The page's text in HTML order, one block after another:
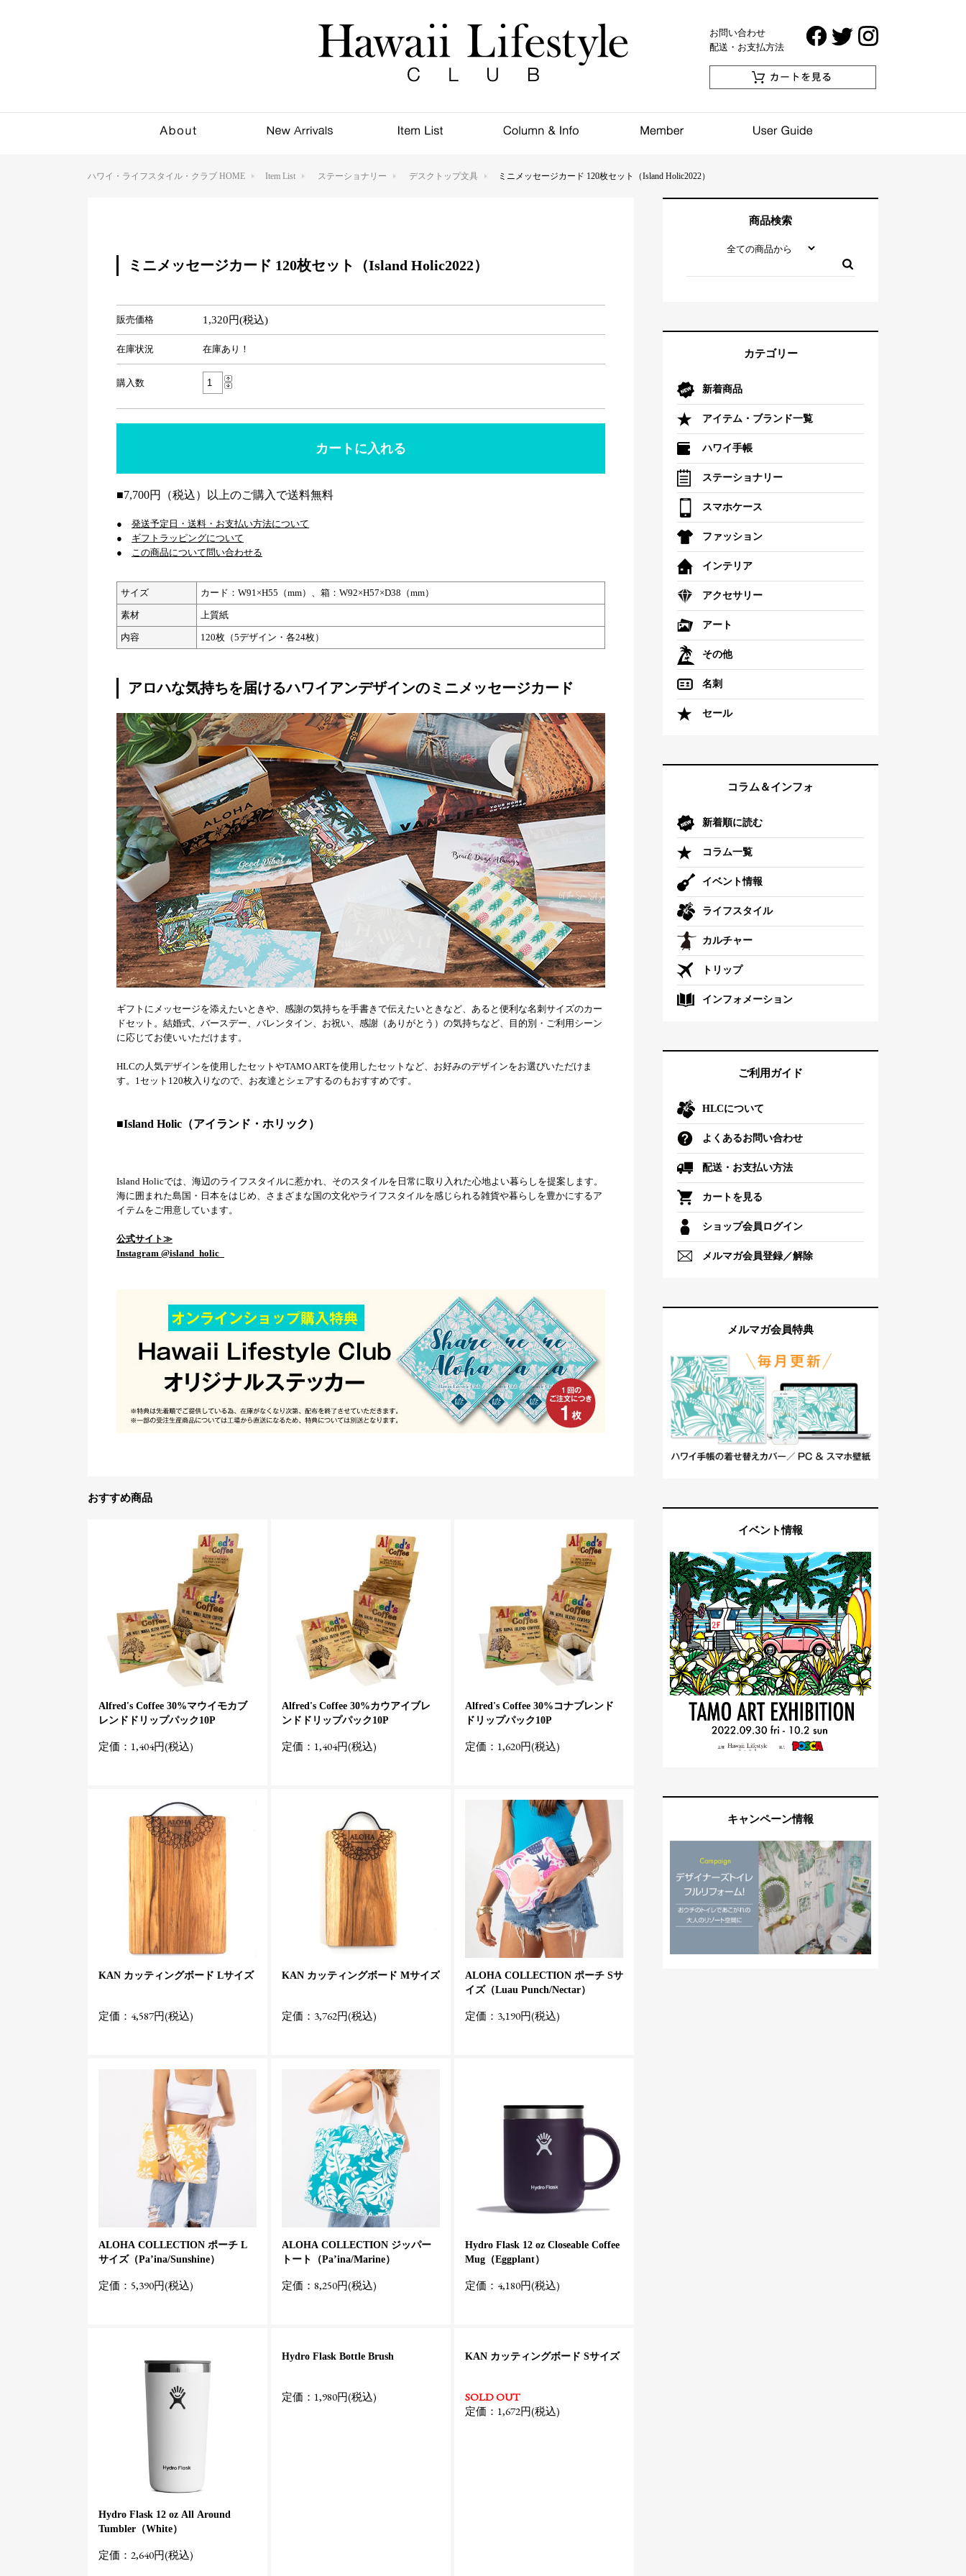
お問い合わせ
配送・お支払方法
ハワイ・ライフスタイル・クラブ HOME Item List ステーショナリー デスクトップ文具 ミニメッセージカード 120枚セット（Island Holic2022）
ミニメッセージカード 120枚セット（Island Holic2022）
販売価格 1,320円(税込)
在庫状況 在庫あり！
購入数
■7,700円（税込）以上のご購入で送料無料
● 発送予定日・送料・お支払い方法について
● ギフトラッピングについて
● この商品について問い合わせる
サイズ カード：W91×H55（mm）、箱：W92×H57×D38（mm）
素材 上質紙
内容 120枚（5デザイン・各24枚）
アロハな気持ちを届けるハワイアンデザインのミニメッセージカード
ギフトにメッセージを添えたいときや、感謝の気持ちを手書きで伝えたいときなど、あると便利な名刺サイズのカー
ドセット。結婚式、バースデー、バレンタイン、お祝い、感謝（ありがとう）の気持ちなど、目的別・ご利用シーン
に応じてお使いいただけます。
HLCの人気デザインを使用したセットやTAMO ARTを使用したセットなど、お好みのデザインをお選びいただけま
す。1セット120枚入りなので、お友達とシェアするのもおすすめです。
■Island Holic（アイランド・ホリック）
Island Holicでは、海辺のライフスタイルに惹かれ、そのスタイルを日常に取り入れた心地よい暮らしを提案します。
海に囲まれた島国・日本をはじめ、さまざまな国の文化やライフスタイルを感じられる雑貨や暮らしを豊かにするア
イテムをご用意しています。
公式サイト≫
Instagram @island_holic_
おすすめ商品
Alfred's Coffee 30%マウイモカブ
レンドドリップパック10P
定価：1,404円(税込)
Alfred's Coffee 30%カウアイブレ
ンドドリップパック10P
定価：1,404円(税込)
Alfred's Coffee 30%コナブレンド
ドリップパック10P
定価：1,620円(税込)
KAN カッティングボード Lサイズ
定価：4,587円(税込)
KAN カッティングボード Mサイズ
定価：3,762円(税込)
ALOHA COLLECTION ポーチ Sサ
イズ（Luau Punch/Nectar）
定価：3,190円(税込)
ALOHA COLLECTION ポーチ L
サイズ（Pa’ina/Sunshine）
定価：5,390円(税込)
ALOHA COLLECTION ジッパー
トート（Pa’ina/Marine）
定価：8,250円(税込)
Hydro Flask 12 oz Closeable Coffee
Mug（Eggplant）
定価：4,180円(税込)
Hydro Flask 12 oz All Around
Tumbler（White）
定価：2,640円(税込)
Hydro Flask Bottle Brush
定価：1,980円(税込)
KAN カッティングボード Sサイズ
SOLD OUT
定価：1,672円(税込)
商品検索
カテゴリー
新着商品
アイテム・ブランド一覧
ハワイ手帳
ステーショナリー
スマホケース
ファッション
インテリア
アクセサリー
アート
その他
名刺
セール
コラム＆インフォ
新着順に読む
コラム一覧
イベント情報
ライフスタイル
カルチャー
トリップ
インフォメーション
ご利用ガイド
HLCについて
よくあるお問い合わせ
配送・お支払い方法
カートを見る
ショップ会員ログイン
メルマガ会員登録／解除
メルマガ会員特典
イベント情報
キャンペーン情報